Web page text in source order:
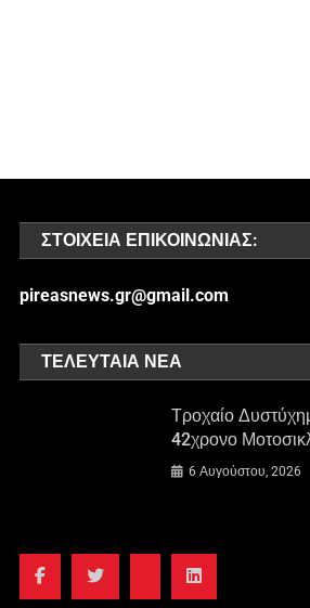
ΣΤΟΙΧΕΊΑ ΕΠΙΚΟΙΝΩΝΊΑΣ:
pireasnews.gr@gmail.com
ΤΕΛΕΥΤΑΊΑ ΝΈΑ
Τροχαίο
42χρονο
6 Αυγούστου, 2026